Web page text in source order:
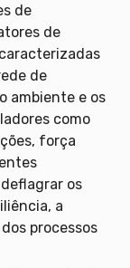
de
de
de
ambiente e os
como
força
os
a
processos